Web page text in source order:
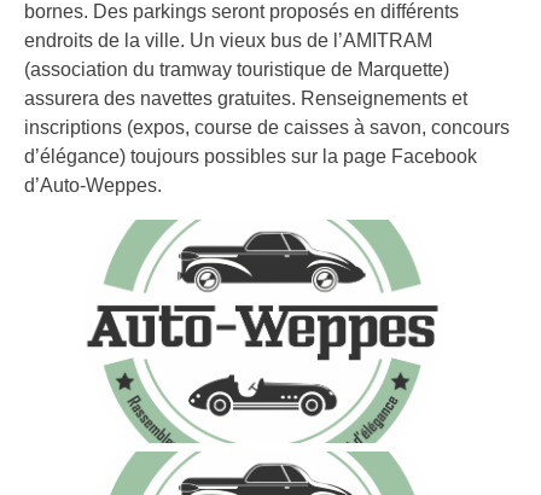
bornes. Des parkings seront proposés en différents
endroits de la ville. Un vieux bus de l’AMITRAM
(association du tramway touristique de Marquette)
assurera des navettes gratuites. Renseignements et
inscriptions (expos, course de caisses à savon, concours
d’élégance) toujours possibles sur la page Facebook
d’Auto-Weppes.